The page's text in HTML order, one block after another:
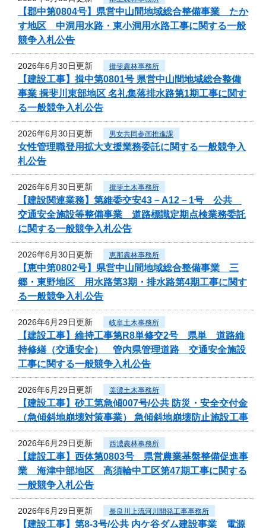
【郡中第0804号】県営中山間地域総合整備事業 たか
す地区 中洞用水路・東小洞用水路工事に関する一般
競争入札公告
2026年6月30日更新 揖斐農林事務所
【建設工事】揖中第0801号 県営中山間地域総合整備
事業 揖斐川東部地区 名礼集落排水路第1期工事に関す
る一般競争入札公告
2026年6月30日更新 男女共同参画推進課
女性管理職登用拡大支援業務委託に関する一般競争入
札公告
2026年6月30日更新 揖斐土木事務所
【建設関連業務】第維委交安43－A12－1号 公共
交通安全施設等整備事業 道路標識定期点検業務委託
に関する一般競争入札公告
2026年6月30日更新 恵那農林事務所
【恵中第0802号】県営中山間地域総合整備事業 三
郷・東野地区 用水路第3期・排水路第4期工事に関す
る一般競争入札公告
2026年6月29日更新 岐阜土木事務所
【建設工事】維持工事第R8単修交2号 県単 道路維
持修繕（交通安全） 管内県管理道路 交通安全施設
工事に関する一般競争入札公告
2026年6月29日更新 美濃土木事務所
【建設工事】砂工第急傾007号/公共 防災・安全交付金
（急傾斜地崩壊対策事業） 急傾斜地崩壊防止施設工事
2026年6月29日更新 西濃農林事務所
【建設工事】西体第0803号 県営農業基盤整備促進事
業 海津中部地区 高須輪中工区第47期工事に関する
一般競争入札公告
2026年6月29日更新 長良川上流河川開発工事事務所
【建設工事】第8-3号/公共 内ケ谷ダム建設事業 電源